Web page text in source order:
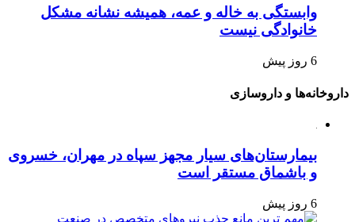
وابستگی به خاله و عمه، همیشه نشانه مشکل
خانوادگی نیست
6 روز پیش
داروخانه‌ها و داروسازی
بیمارستان‌های سیار مجهز سپاه در مهران، خسروی
و باشماق مستقر است
6 روز پیش